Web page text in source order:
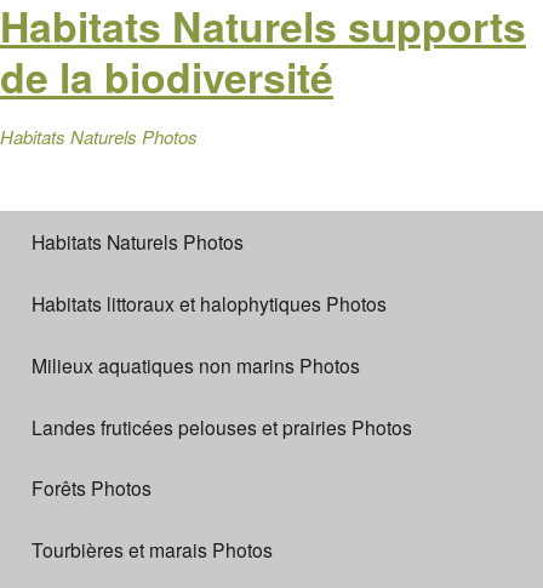
Habitats Naturels supports
de la biodiversité
Habitats Naturels Photos
Habitats Naturels Photos
Habitats littoraux et halophytiques Photos
Milieux aquatiques non marins Photos
Landes fruticées pelouses et prairies Photos
Forêts Photos
Tourbières et marais Photos